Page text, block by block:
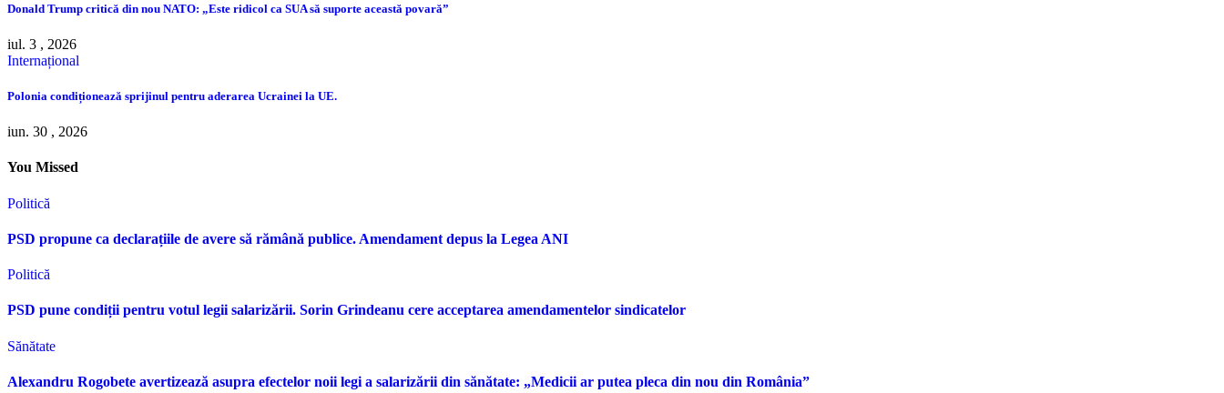
Donald Trump critică din nou NATO: „Este ridicol ca SUA să suporte această povară”
iul. 3 , 2026
Internațional
Polonia condiționează sprijinul pentru aderarea Ucrainei la UE.
iun. 30 , 2026
You Missed
Politică
PSD propune ca declarațiile de avere să rămână publice. Amendament depus la Legea ANI
Politică
PSD pune condiții pentru votul legii salarizării. Sorin Grindeanu cere acceptarea amendamentelor sindicatelor
Sănătate
Alexandru Rogobete avertizează asupra efectelor noii legi a salarizării din sănătate: „Medicii ar putea pleca din nou din România”